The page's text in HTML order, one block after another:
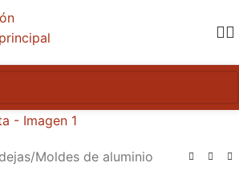
/Moldes de aluminio